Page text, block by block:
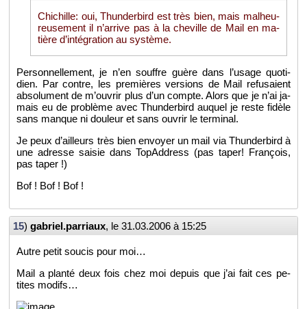
Chi­chille: oui, Thun­der­bird est très bien, mais mal­heu­
reu­se­ment il n’ar­rive pas à la che­ville de Mail en ma­
tière d’in­té­gra­tion au sys­tème.
Per­son­nel­le­ment, je n’en souffre guère dans l’usage quo­ti­
dien. Par contre, les pre­mières ver­sions de Mail re­fu­saient
ab­so­lu­ment de m’ou­vrir plus d’un compte. Alors que je n’ai ja­
mais eu de pro­blème avec Thun­der­bird au­quel je reste fi­dèle
sans manque ni dou­leur et sans ou­vrir le ter­mi­nal.
Je peux d’ailleurs très bien en­voyer un mail via Thun­der­bird à
une adresse sai­sie dans To­pAd­dress (pas taper! Fran­çois,
pas taper !)
Bof ! Bof ! Bof !
15) gabriel.​parriaux, le 31.03.2006 à 15:25
Autre petit sou­cis pour moi…
Mail a planté deux fois chez moi de­puis que j’ai fait ces pe­
tites mo­difs…